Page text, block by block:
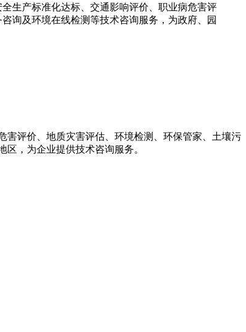
害评价、地质灾害评估、环境检测、环保管家、土壤污
，为企业提供技术咨询服务。